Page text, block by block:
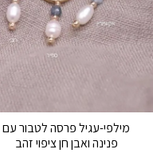
מילפי-עגיל פרסה לטבור עם
פנינה ואבן חן ציפוי זהב